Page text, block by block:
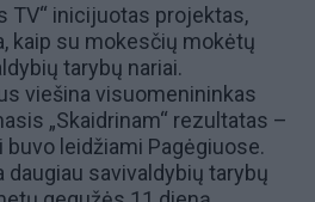
TV“ inicijuotas projektas,
kaip su mokesčių mokėtų
tarybų nariai.
viešina visuomenininkas
„Skaidrinam“ rezultatas –
buvo leidžiami Pagėgiuose.
savivaldybių tarybų